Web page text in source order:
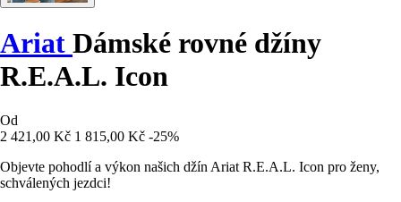
Ariat Dámské rovné džíny
R.E.A.L. Icon
Od
2 421,00 Kč 1 815,00 Kč -25%
Objevte pohodlí a výkon našich džín Ariat R.E.A.L. Icon pro ženy,
schválených jezdci!